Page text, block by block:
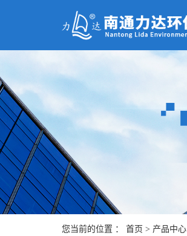
您当前的位置 ： 首页 > 产品中心